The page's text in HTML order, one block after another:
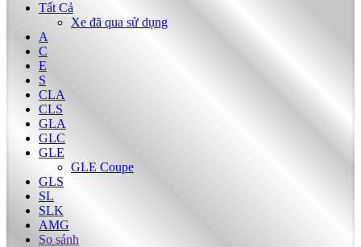
Tất Cả
Xe đã qua sử dụng
A
C
E
S
CLA
CLS
GLA
GLC
GLE
GLE Coupe
GLS
SL
SLK
AMG
So sánh